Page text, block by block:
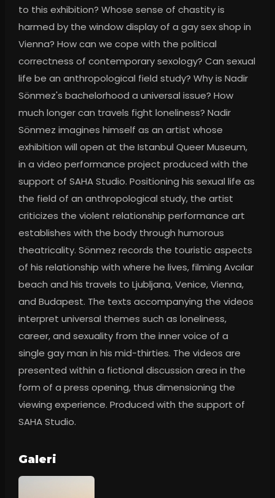
to this exhibition? Whose sense of chastity is
harmed by the window display of a gay sex shop in
Vienna? How can we cope with the political
correctness of contemporary sexology? Can sexual
life be an anthropological field study? Why is Nadir
Sönmez's bachelorhood a universal issue? How
much longer can travels fight loneliness? Nadir
Sönmez imagines himself as an artist whose
exhibition will open at the Istanbul Queer Museum,
in a video performance project produced with the
support of SAHA Studio. Positioning his sexual life as
the field of an anthropological study, the artist
criticizes the violent relationship performance art
establishes with the body through humorous
theatricality. Sönmez records the touristic aspects
of his relationship with where he lives, filming Avcılar
beach and his travels to Ljubljana, Venice, Vienna,
and Budapest. The texts accompanying the videos
interpret universal themes such as loneliness,
career, and sexuality from the inner voice of a
single gay man in his mid-thirties. The videos are
presented within a fictional discussion area in the
form of a press opening, thus dimensioning the
viewing experience. Produced with the support of
SAHA Studio.
Galeri